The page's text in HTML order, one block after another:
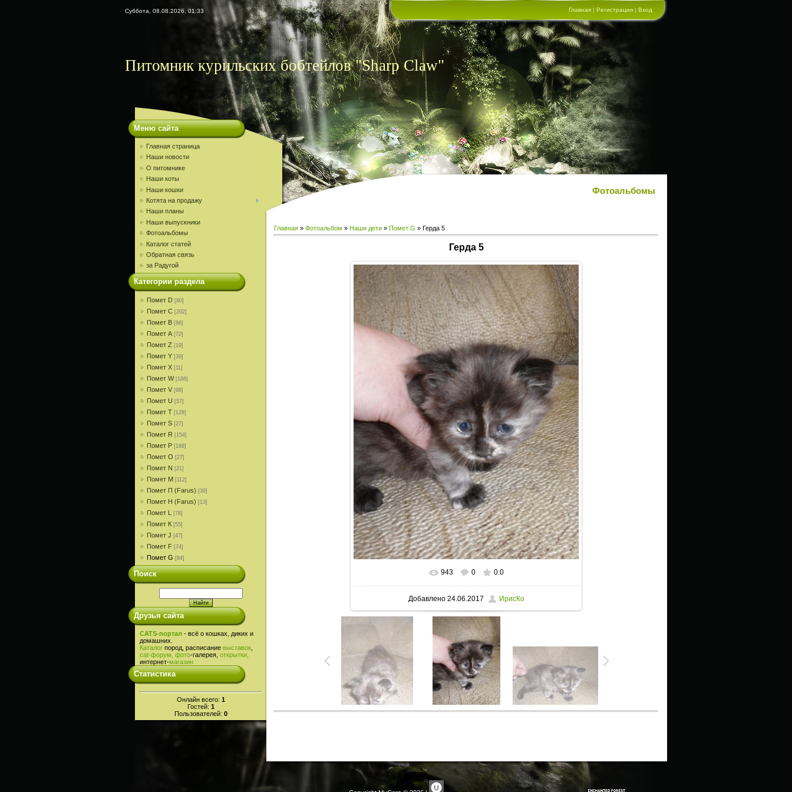
Суббота, 08.08.2026, 01:33 Главная | Регистрация | Вход
Питомник курильских бобтейлов "Sharp Claw"
Меню сайта
Главная страница
Наши новости
О питомнике
Наши коты
Наши кошки
Котята на продажу
Наши планы
Наши выпускники
Фотоальбомы
Каталог статей
Обратная связь
за Радугой
Категории раздела
Помет D [80]
Помет С [202]
Помет В [86]
Помет A [72]
Помет Z [19]
Помет Y [39]
Помет X [11]
Помет W [166]
Помет V [98]
Помет U [57]
Помет T [128]
Помет S [27]
Помет R [154]
Помет P [188]
Помет О [27]
Помет N [21]
Помет M [112]
Помет П (Farus) [39]
Помет Н (Farus) [13]
Помет L [78]
Помет К [55]
Помет J [47]
Помет F [74]
Помет G [84]
Поиск
Друзья сайта
CATS-портал - всё о кошках, диких и
домашних.
Каталог пород, расписание выставок
cat-форум, фото-галерея, открытки,
интернет-магазин
Статистика
Онлайн всего: 1
Гостей: 1
Пользователей: 0
Фотоальбомы
Главная » Фотоальбом » Наши дети » Помет G » Герда 5
Герда 5
В реальном размере 768x1006
943 0 0.0
Добавлено24.06.2017 ИрисКо